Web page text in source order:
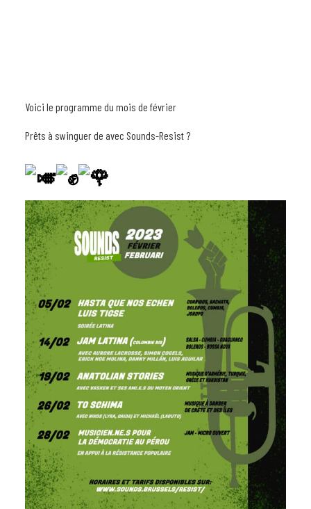
Voici le programme du mois de février
Prêts à swinguer de avec Sounds-Resist ?